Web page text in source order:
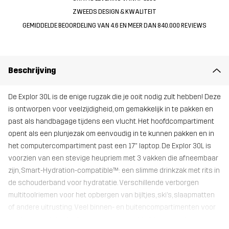
ZWEEDS DESIGN & KWALITEIT
GEMIDDELDE BEOORDELING VAN 4.6 EN MEER DAN 840.000 REVIEWS
Beschrijving
De Explor 30L is de enige rugzak die je ooit nodig zult hebben! Deze
is ontworpen voor veelzijdigheid, om gemakkelijk in te pakken en
past als handbagage tijdens een vlucht. Het hoofdcompartiment
opent als een plunjezak om eenvoudig in te kunnen pakken en in
het computercompartiment past een 17" laptop. De Explor 30L is
voorzien van een stevige heupriem met 3 vakken die afneembaar
zijn, Smart-Hydration-compatible™: een slimme drinkzak met rits in
de schouderband voor hydratatie. Verschillende verborgen
multitoolriemen voor het opbergen van bijltjes, ski’s, slaapmatten
of andere uitrusting. Veel binnen- en buitencompartimenten voor